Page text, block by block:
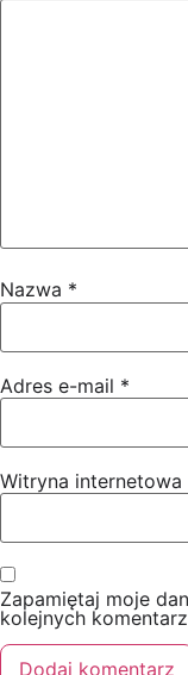
Nazwa *
Adres e-mail *
Witryna internetowa
Zapamiętaj moje
kolejnych